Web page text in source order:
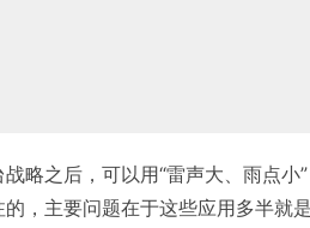
略之后，可以用“雷声大、雨点小
，主要问题在于这些应用多半就